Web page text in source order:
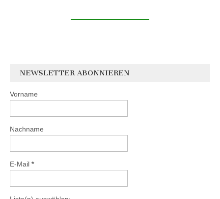
NEWSLETTER ABONNIEREN
Vorname
Nachname
E-Mail *